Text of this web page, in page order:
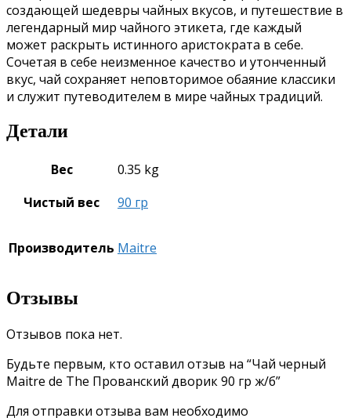
создающей шедевры чайных вкусов, и путешествие в
легендарный мир чайного этикета, где каждый
может раскрыть истинного аристократа в себе.
Сочетая в себе неизменное качество и утонченный
вкус, чай сохраняет неповторимое обаяние классики
и служит путеводителем в мире чайных традиций.
Детали
Вес
0.35 kg
Чистый вес
90 гр
Производитель Maitre
Отзывы
Отзывов пока нет.
Будьте первым, кто оставил отзыв на “Чай черный
Maitre de The Прованский дворик 90 гр ж/б”
Для отправки отзыва вам необходимо